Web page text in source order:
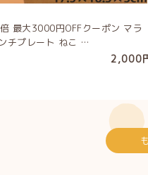
倍 最大3000円OFFクーポン マラ
チプレート ねこ …
2,000